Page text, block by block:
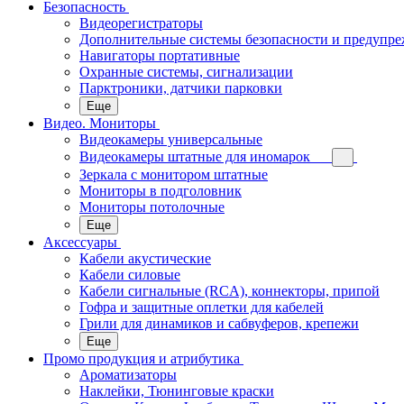
Безопасность
Видеорегистраторы
Дополнительные системы безопасности и
Навигаторы портативные
Охранные системы, сигнализации
Парктроники, датчики парковки
Еще
Видео. Мониторы
Видеокамеры универсальные
Видеокамеры штатные для иномарок
Зеркала с монитором штатные
Мониторы в подголовник
Мониторы потолочные
Еще
Аксессуары
Кабели акустические
Кабели силовые
Кабели сигнальные (RCA), коннекторы, припой
Гофра и защитные оплетки для кабелей
Грили для динамиков и сабвуферов, крепежи
Еще
Промо продукция и атрибутика
Ароматизаторы
Наклейки, Тюнинговые краски